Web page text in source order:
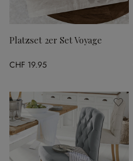
Platzset 2er Set Voyage
CHF 19.95